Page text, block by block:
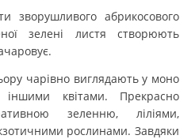
зворушливого абрикосового
зелені листя створюють
чарівно виглядають у моно
іншими квітами. Прекрасно
зеленню, ліліями,
рослинами. Завдяки